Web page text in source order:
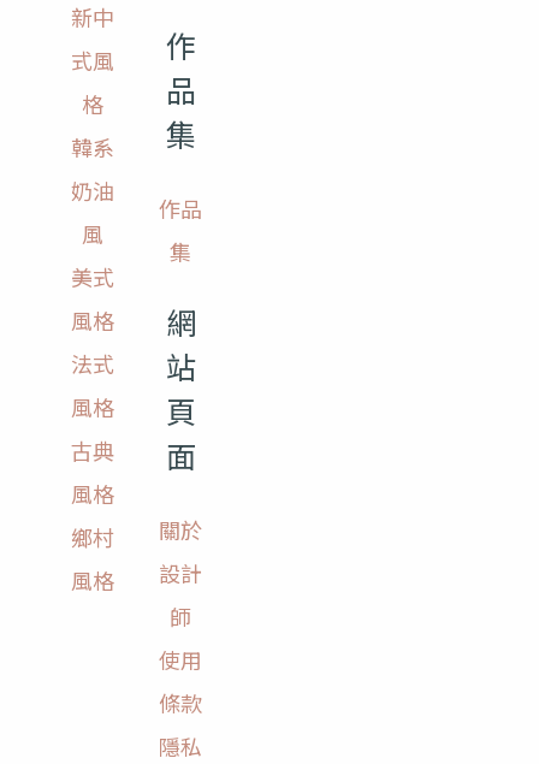
新中
式風
格
韓系
奶油
風
美式
風格
法式
風格
古典
風格
鄉村
風格
作
品
集
作品
集
網
站
頁
面
關於
設計
師
使用
條款
隱私